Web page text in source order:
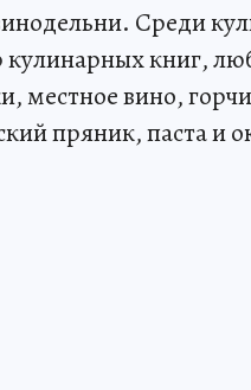
Среди
кулинарных книг,
местное вино,
пряник, паста и